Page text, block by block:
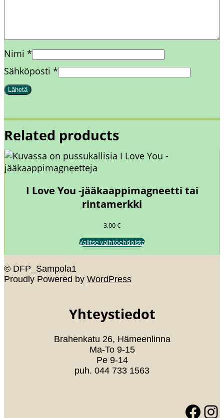
Nimi *
Sähköposti *
Related products
I Love You -jääkaappimagneetti tai
rintamerkki
3,00€
Valitse vaihtoehdoista
© DFP_Sampola1
Proudly Powered by WordPress
Yhteystiedot
Brahenkatu 26, Hämeenlinna
Ma-To 9-15
Pe 9-14
puh. 044 733 1563
Facebook Instagram